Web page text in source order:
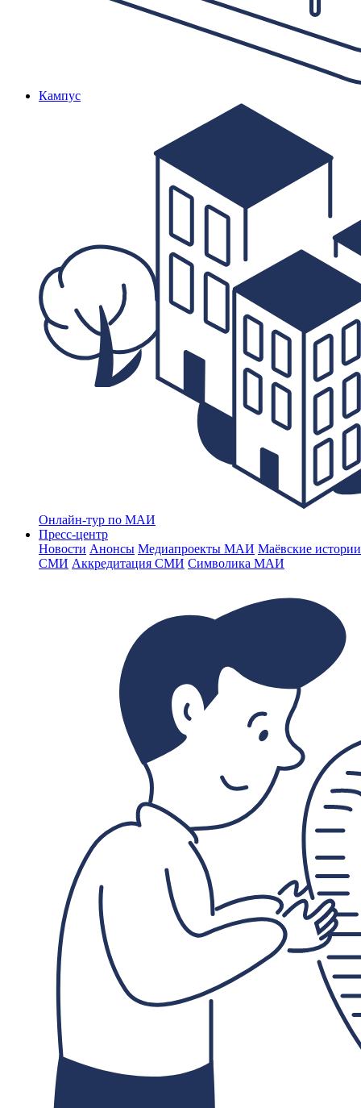
Кампус
Онлайн-тур по МАИ
Пресс-центр
Новости Анонсы Медиапроекты МАИ Маёвские
СМИ Аккредитация СМИ Символика МАИ